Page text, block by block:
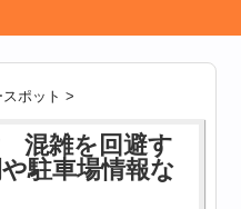
ポット >
混雑を回避す
駐車場情報な